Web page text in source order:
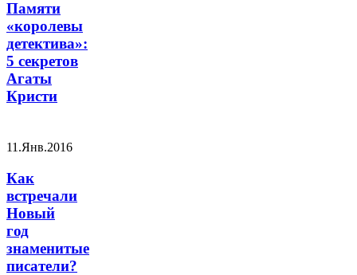
Памяти
«королевы
детектива»:
5 секретов
Агаты
Кристи
11.Янв.2016
Как
встречали
Новый
год
знаменитые
писатели?